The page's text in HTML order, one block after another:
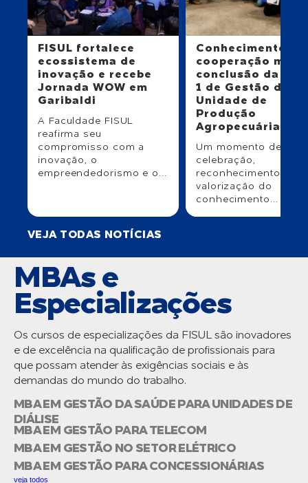
FISUL fortalece
ecossistema de
inovação e recebe
Jornada WOW em
Garibaldi
A Faculdade FISUL
reafirma seu
compromisso com a
inovação, o
empreendedorismo e o...
Conhecimento e
cooperação
conclusão da
1 de Gestão da
Unidade de
Produção
Agropecuária
Um momento de
celebração,
reconhecimento e
valorização do
conhecimento...
VEJA TODAS NOTÍCIAS
MBAs e
Especializações
Os cursos de especializações da FISUL são inovadores
e de excelência na qualificação de profissionais para
que possam atender às exigências sociais e às
demandas do mundo do trabalho.
MBA EM GESTÃO DA SAÚDE PARA UNIDADES DE
DIÁLISE
MBA EM GESTÃO PARA TELECOM
MBA EM GESTÃO NO SETOR ELÉTRICO
MBA EM GESTÃO PARA CONCESSIONÁRIAS
veja todos